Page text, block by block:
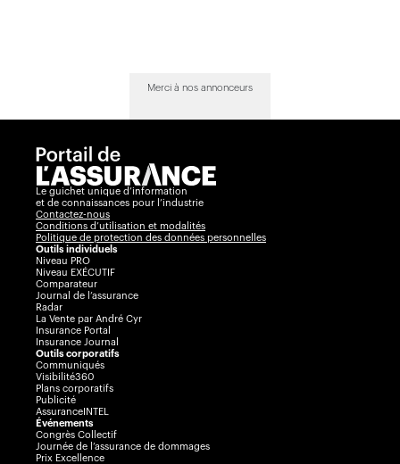
Merci à nos annonceurs
Le guichet unique d’information
et de connaissances pour l’industrie
Contactez-nous
Conditions d’utilisation et modalités
Politique de protection des données personnelles
Outils individuels
Niveau PRO
Niveau EXÉCUTIF
Comparateur
Journal de l’assurance
Radar
La Vente par André Cyr
Insurance Portal
Insurance Journal
Outils corporatifs
Communiqués
Visibilité360
Plans corporatifs
Publicité
AssuranceINTEL
Événements
Congrès Collectif
Journée de l’assurance de dommages
Prix Excellence